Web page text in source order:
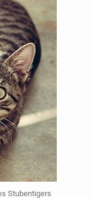
Stubentigers